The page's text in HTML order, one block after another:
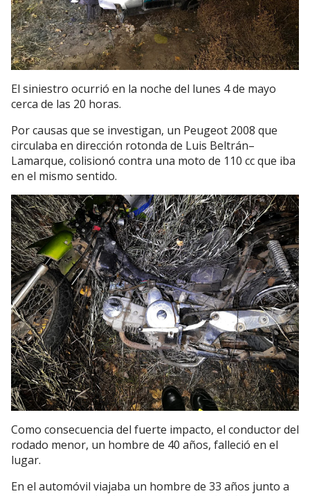
El siniestro ocurrió en la noche del lunes 4 de mayo
cerca de las 20 horas.
Por causas que se investigan, un Peugeot 2008 que
circulaba en dirección rotonda de Luis Beltrán–
Lamarque, colisionó contra una moto de 110 cc que iba
en el mismo sentido.
Como consecuencia del fuerte impacto, el conductor del
rodado menor, un hombre de 40 años, falleció en el
lugar.
En el automóvil viajaba un hombre de 33 años junto a